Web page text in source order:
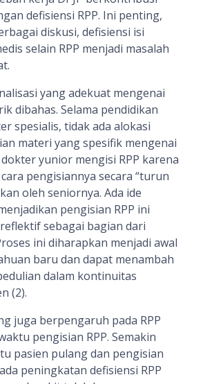
defisiensi RPP. Ini penting,
diskusi, defisiensi isi
selain RPP menjadi masalah
yang adekuat mengenai
dibahas. Selama pendidikan
spesialis, tidak ada alokasi
materi yang spesifik mengenai
dokter yunior mengisi RPP karena
pengisiannya secara “turun
oleh seniornya. Ada ide
pengisian RPP ini
sebagai bagian dari
ini diharapkan menjadi awal
baru dan dapat menambah
dalam kontinuitas
(2).
juga berpengaruh pada RPP
pengisian RPP. Semakin
pasien pulang dan pengisian
peningkatan defisiensi RPP